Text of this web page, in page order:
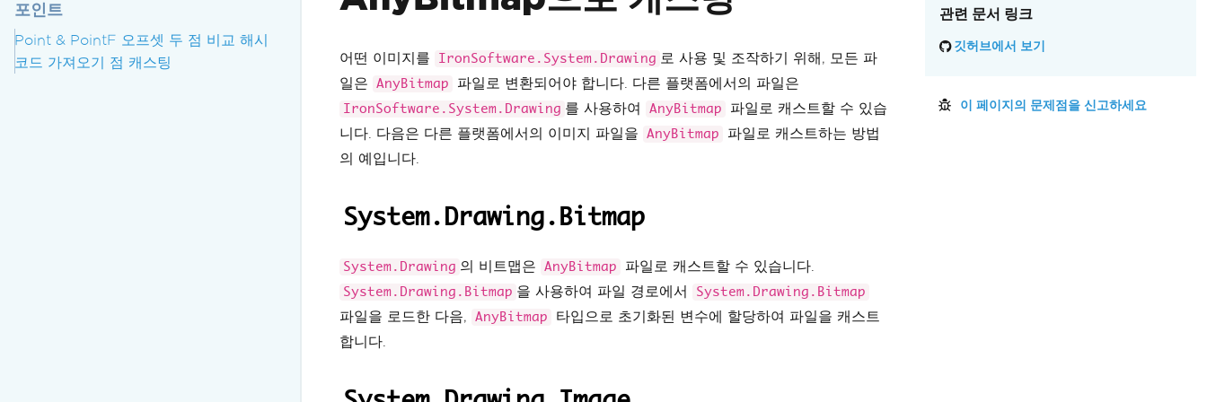
포인트
Point & PointF 오프셋 두 점 비교 해시
코드 가져오기 점 캐스팅
// var mauiPlatformImage = Microsoft.Maui.Graphics.Platform.PlatformImage.FromStream(new
어떤 이미지를 IronSoftware.System.Drawing 로 사용 및 조작하기 위해, 모든 파
일은
AnyBitmap 파일로 변환되어야 합니다. 다른 플랫폼에서의 파일은
IronSoftware.System.Drawing 를 사용하여 AnyBitmap
파일로 캐스트할 수 있습
니다. 다음은 다른 플랫폼에서의 이미지 파일을
AnyBitmap
파일로 캐스트하는 방법
의 예입니다.
System.Drawing.Bitmap
System.Drawing 의 비트맵은 AnyBitmap 파일로 캐스트할 수 있습니다.
System.Drawing.Bitmap 을 사용하여 파일 경로에서 System.Drawing.Bitmap
파일을 로드한 다음, AnyBitmap
타입으로 초기화된 변수에 할당하여 파일을 캐스트
합니다.
관련 문서 링크
깃허브에서 보기
이 페이지의 문제점을 신고하세요